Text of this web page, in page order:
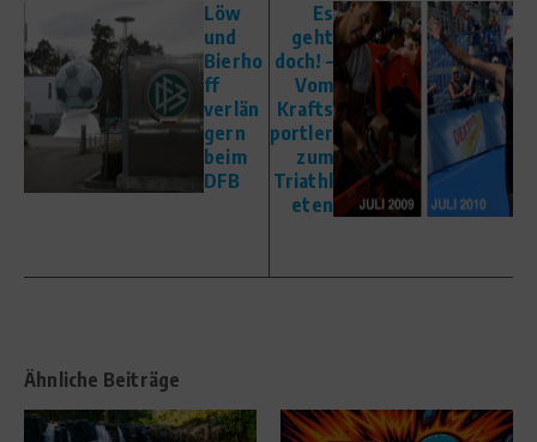
Löw
und
Bierho
ff
verlän
gern
beim
DFB
Es
geht
doch! –
Vom
Krafts
portler
zum
Triathl
eten
Ähnliche Beiträge